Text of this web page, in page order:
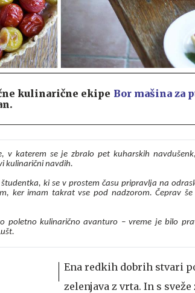
kulinarične ekipe Bor mašina za
v katerem se je zbralo pet kuharskih
kulinarični navdih.
ki se v prostem času pripravlja na
ker imam takrat vse pod nadzorom. Čeprav
poletno kulinarično avanturo – vreme je bilo
Ena redkih dobrih stvari
zelenjava z vrta. In s